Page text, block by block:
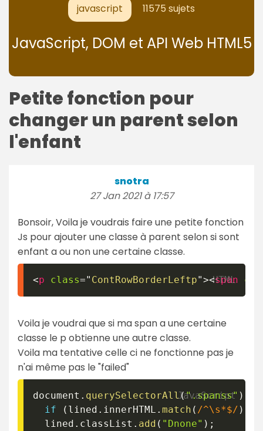
javascript 11575 sujets
JavaScript, DOM et API Web HTML5
Petite fonction pour
changer un parent selon
l'enfant
snotra
27 Jan 2021 à 17:57
Bonsoir, Voila je voudrais faire une petite fonction
Js pour ajouter une classe à parent selon si sont
enfant a ou non une certaine classe.
<p class=" ContRowBorderLeftp"><span
Voila je voudrai que si ma span a une certaine
classe le p obtienne une autre classe.
Voila ma tentative celle ci ne fonctionne pas je
n'ai même pas le "failed"
document . querySelectorAll(".spanss" )
if
( lined . innerHTML . match ( /^\s*$/ )
  lined
. classList . add ( "Dnone" ) ;